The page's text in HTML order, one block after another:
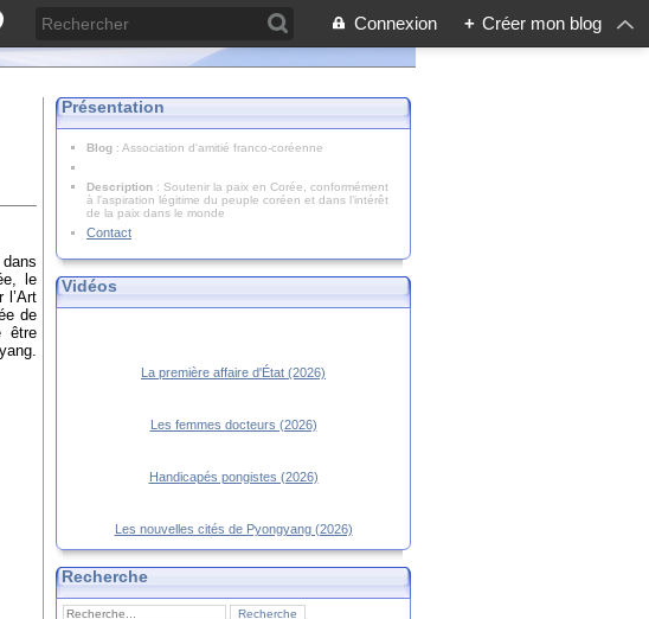
Connexion + Créer mon blog
le
l’Art
de
être
Présentation
Blog : Association d'amitié franco-coréenne
Description : Soutenir la paix en Corée, conformément
à l'aspiration légitime du peuple coréen et dans l’intérêt
de la paix dans le monde
Contact
Vidéos
La première affaire d'État (2026)
Les femmes docteurs (2026)
Handicapés pongistes (2026)
Les nouvelles cités de Pyongyang (2026)
Recherche